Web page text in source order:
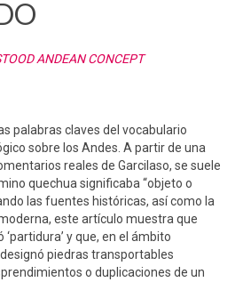
ANDEAN CONCEPT
palabras claves del vocabulario
sobre los Andes. A partir de una
reales de Garcilaso, se suele
quechua significaba “objeto o
las fuentes históricas, así como la
este artículo muestra que
‘partidura’ y que, en el ámbito
piedras transportables
o duplicaciones de un